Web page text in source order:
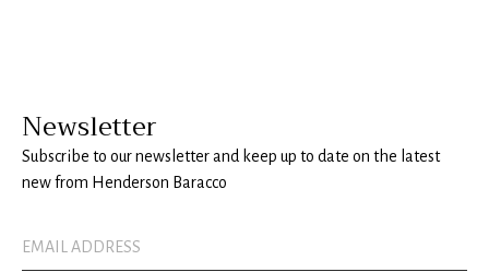
Newsletter
Subscribe to our newsletter and keep up to date on the latest
new from Henderson Baracco